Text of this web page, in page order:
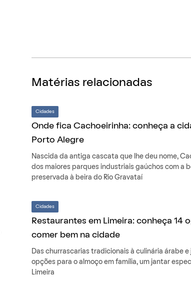
Matérias relacionadas
Cidades
Onde fica Cachoeirinha: conheça a
Porto Alegre
Nascida da antiga cascata que lhe deu nome,
dos maiores parques industriais gaúchos com a
preservada à beira do Rio Gravataí
Cidades
Restaurantes em Limeira: conheça 14
comer bem na cidade
Das churrascarias tradicionais à culinária árabe
opções para o almoço em família, um jantar
Limeira